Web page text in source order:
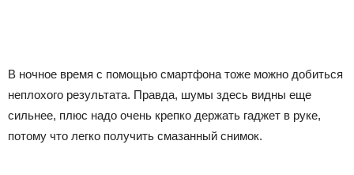
В ночное время с помощью смартфона тоже можно добиться
неплохого результата. Правда, шумы здесь видны еще
сильнее, плюс надо очень крепко держать гаджет в руке,
потому что легко получить смазанный снимок.